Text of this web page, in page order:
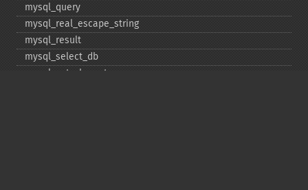
mysql_​query
mysql_​real_​escape_​string
mysql_​result
mysql_​select_​db
mysql_​set_​charset